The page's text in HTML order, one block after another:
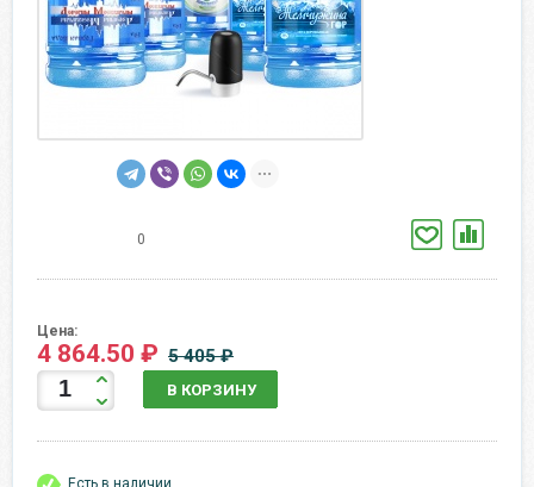
0
Цена:
4 864.50 ₽ 5 405 ₽
В КОРЗИНУ
Есть в наличии